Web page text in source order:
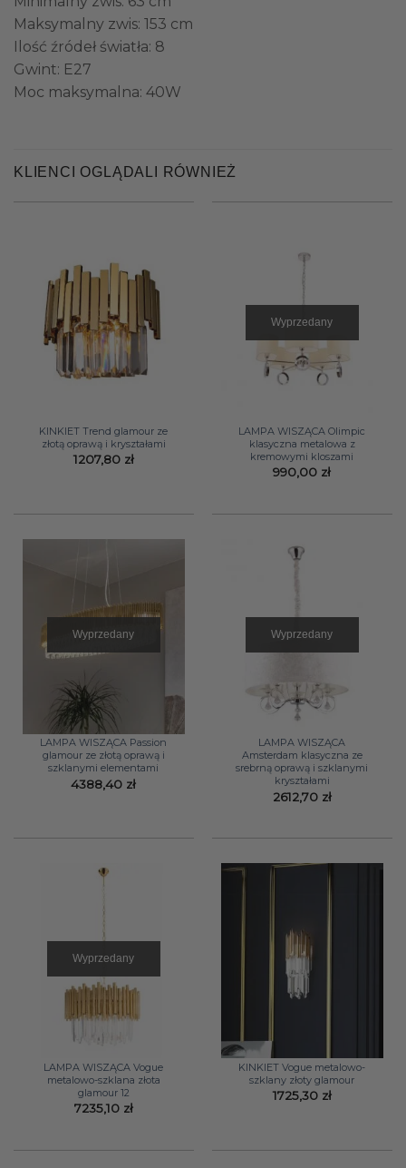
Maksymalny zwis: 153 cm
Ilość źródeł światła: 8
Gwint: E27
Moc maksymalna: 40W
KLIENCI OGLĄDALI RÓWNIEŻ
KINKIET Trend glamour ze
złotą oprawą i kryształami
1207,80 zł
Wyprzedany
LAMPA WISZĄCA Olimpic
klasyczna metalowa z
kremowymi kloszami
990,00 zł
Wyprzedany
LAMPA WISZĄCA Passion
glamour ze złotą oprawą i
szklanymi elementami
4388,40 zł
Wyprzedany
LAMPA WISZĄCA
Amsterdam klasyczna ze
srebrną oprawą i szklanymi
kryształami
2612,70 zł
Wyprzedany
LAMPA WISZĄCA Vogue
metalowo-szklana złota
glamour 12
7235,10 zł
KINKIET Vogue metalowo-
szklany złoty glamour
1725,30 zł